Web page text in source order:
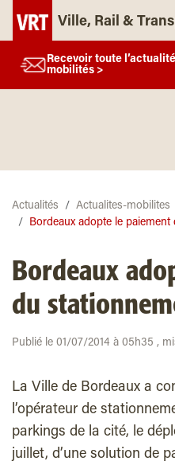
Ville, Rail &
Recevoir toute
mobilités >
Actualités
Actualites-mobilites
Bordeaux adopte le paiement
Bordeaux
du
Publié le 01/07/2014 à 05h35 ,
La Ville de Bordeaux a
l’opérateur de
parkings de la cité, le
juillet, d’une solution de